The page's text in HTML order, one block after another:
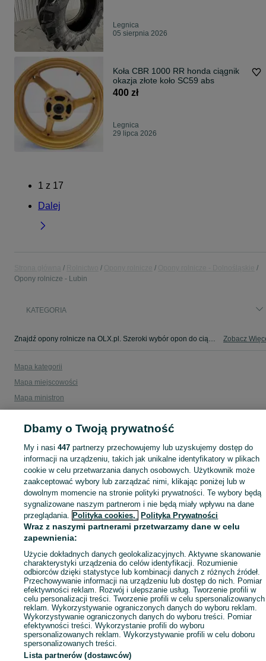
Legnica
05 sierpnia 2026
Koła CBR 1000 RR honda ciągnik
okazja złote koło SC59 abs
400 zł
Legnica
29 lipca 2026
1 z 17
Dalej
Opony rolnicze - Lubin
KATEGORIA
Znajdź opony rolnicze na OLX.pl. Szeroki wybór opon do ciągników, kombajnów i innych maszyn rolniczych. Sprawdź ogłoszenia w miejscowości Lubin! Zobacz
Mapa kategorii
Mapa miejscowości
Mapa ministron
Dbamy o Twoją prywatność
My i nasi447 partnerzy przechowujemy lub uzyskujemy dostęp do
informacji na urządzeniu, takich jak unikalne identyfikatory w plikach
cookie w celu przetwarzania danych osobowych. Użytkownik może
zaakceptować wybory lub zarządzać nimi, klikając poniżej lub w
dowolnym momencie na stronie polityki prywatności. Te wybory będą
sygnalizowane naszym partnerom i nie będą miały wpływu na dane
przeglądania. Polityka cookies, Polityka Prywatności
Wraz z naszymi partnerami przetwarzamy dane w celu
zapewnienia:
Użycie dokładnych danych geolokalizacyjnych. Aktywne skanowanie
charakterystyki urządzenia do celów identyfikacji. Rozumienie
odbiorców dzięki statystyce lub kombinacji danych z różnych źródeł.
Przechowywanie informacji na urządzeniu lub dostęp do nich. Pomiar
efektywności reklam. Rozwój i ulepszanie usług. Tworzenie profili w
celu personalizacji treści. Tworzenie profili w celu spersonalizowanych
reklam. Wykorzystywanie ograniczonych danych do wyboru reklam.
Wykorzystywanie ograniczonych danych do wyboru treści. Pomiar
efektywności treści. Wykorzystanie profili do wyboru
spersonalizowanych reklam. Wykorzystywanie profili w celu doboru
spersonalizowanych treści.
Lista partnerów (dostawców)